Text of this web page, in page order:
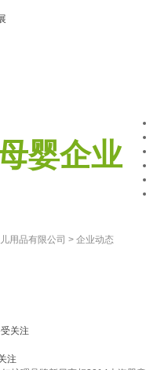
婴企业
用品有限公司 > 企业动态
注